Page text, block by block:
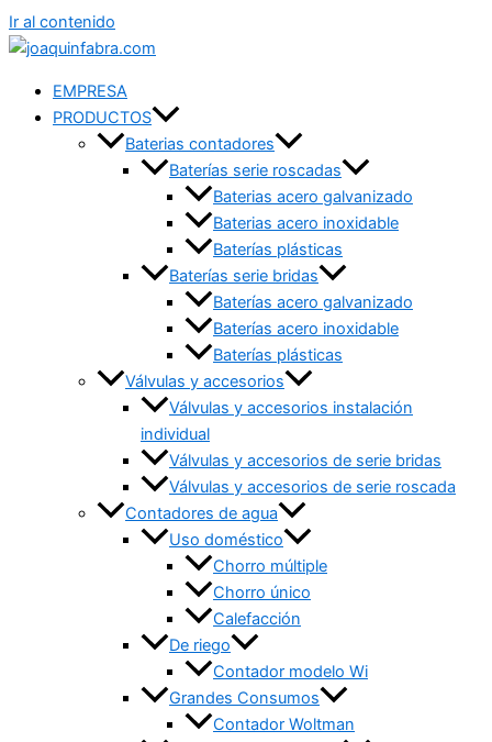
Ir al contenido
EMPRESA
PRODUCTOS
Baterias contadores
Baterías serie roscadas
Baterias acero galvanizado
Baterias acero inoxidable
Baterías plásticas
Baterías serie bridas
Baterías acero galvanizado
Baterías acero inoxidable
Baterías plásticas
Válvulas y accesorios
Válvulas y accesorios instalación
individual
Válvulas y accesorios de serie bridas
Válvulas y accesorios de serie roscada
Contadores de agua
Uso doméstico
Chorro múltiple
Chorro único
Calefacción
De riego
Contador modelo Wi
Grandes Consumos
Contador Woltman